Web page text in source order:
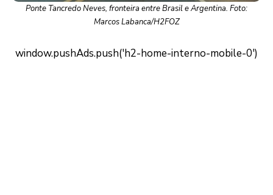
Ponte Tancredo Neves, fronteira entre Brasil e Argentina. Foto:
Marcos Labanca/H2FOZ